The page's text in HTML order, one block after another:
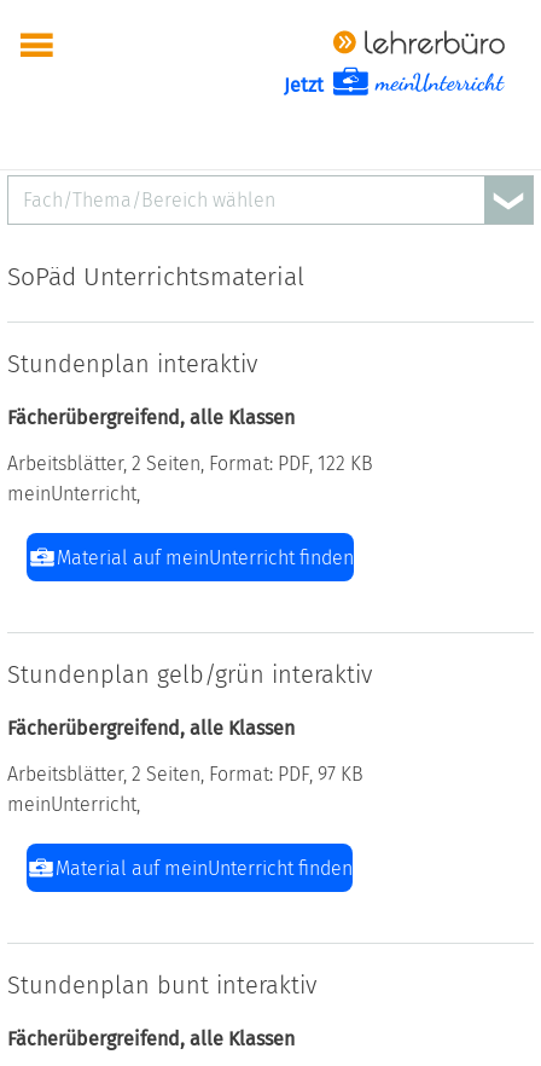
Jetzt
Fach/Thema/Bereich wählen
SoPäd Unterrichtsmaterial
Stundenplan interaktiv
Fächerübergreifend, alle Klassen
Arbeitsblätter, 2 Seiten, Format: PDF, 122 KB
meinUnterricht,
Material auf meinUnterricht finden
Stundenplan gelb/grün interaktiv
Fächerübergreifend, alle Klassen
Arbeitsblätter, 2 Seiten, Format: PDF, 97 KB
meinUnterricht,
Material auf meinUnterricht finden
Stundenplan bunt interaktiv
Fächerübergreifend, alle Klassen